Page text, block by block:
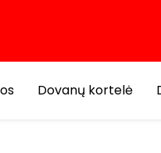
Dovanų kortelė